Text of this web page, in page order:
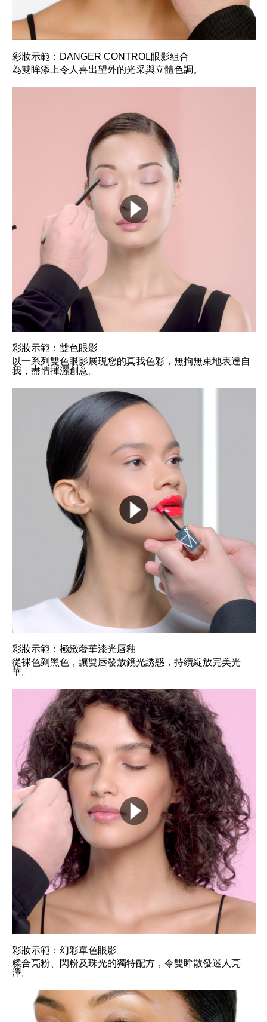
彩妝示範：DANGER CONTROL眼影組合
為雙眸添上令人喜出望外的光采與立體色調。
彩妝示範：雙色眼影
以一系列雙色眼影展現您的真我色彩，無拘無束地表達自
我，盡情揮灑創意。
彩妝示範：極緻奢華漆光唇釉
從裸色到黑色，讓雙唇發放鏡光誘惑，持續綻放完美光
華。
彩妝示範：幻彩單色眼影
糅合亮粉、閃粉及珠光的獨特配方，令雙眸散發迷人亮
澤。